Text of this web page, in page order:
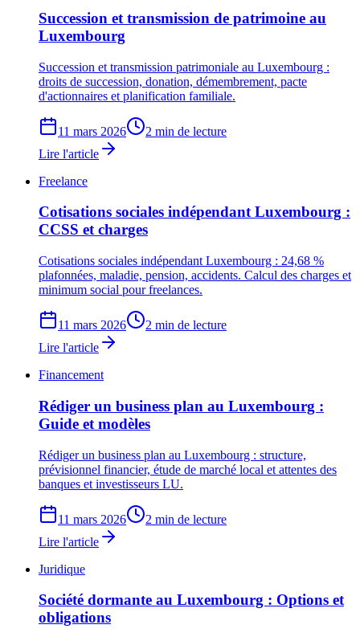
Succession et transmission de patrimoine au
Luxembourg
Succession et transmission patrimoniale au Luxembourg :
droits de succession, donation, démembrement, pacte
d'actionnaires et planification familiale.
11 mars 2026
2 min de lecture
Lire l'article
Freelance
Cotisations sociales indépendant Luxembourg :
CCSS et charges
Cotisations sociales indépendant Luxembourg : 24,68 %
plafonnées, maladie, pension, accidents. Calcul des charges et
minimum social pour freelances.
11 mars 2026
2 min de lecture
Lire l'article
Financement
Rédiger un business plan au Luxembourg :
Guide et modèles
Rédiger un business plan au Luxembourg : structure,
prévisionnel financier, étude de marché local et attentes des
banques et investisseurs LU.
11 mars 2026
2 min de lecture
Lire l'article
Juridique
Société dormante au Luxembourg : Options et
obligations